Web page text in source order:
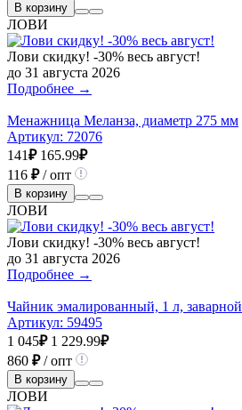
В корзину
ЛОВИ
Лови скидку! -30% весь август!
до 31 августа 2026
Подробнее →
Менажница Меланза, диаметр 275 мм
Артикул: 72076
141₽ 165.99₽
116 ₽/ опт
В корзину
ЛОВИ
Лови скидку! -30% весь август!
до 31 августа 2026
Подробнее →
Чайник эмалированный, 1 л, заварной
Артикул: 59495
1 045₽ 1 229.99₽
860 ₽/ опт
В корзину
ЛОВИ